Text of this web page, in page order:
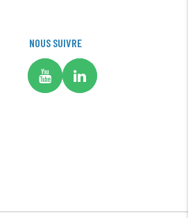
NOUS SUIVRE